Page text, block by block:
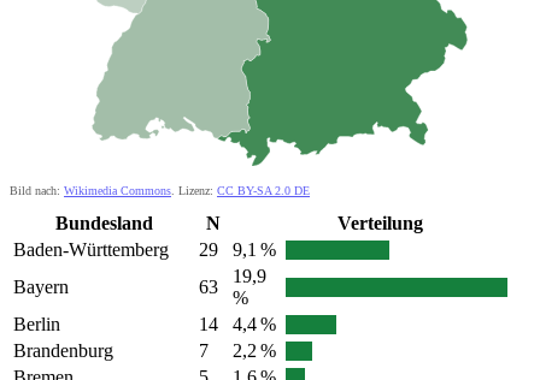
Bild nach: Wikimedia Commons . Lizenz: CC BY-SA 2.0 DE
Bundesland N
Verteilung
Baden-Württemberg
29
9,1 %
Bayern
63
19,9
%
Berlin
14
4,4 %
Brandenburg
7
2,2 %